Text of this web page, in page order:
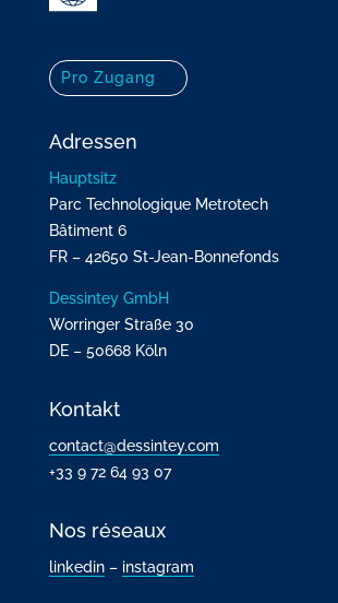
Pro Zugang
Adressen
Hauptsitz
Parc Technologique Metrotech
Bâtiment 6
FR – 42650 St-Jean-Bonnefonds
Dessintey GmbH
Worringer Straße 30
DE – 50668 Köln
Kontakt
contact@dessintey.com
+33 9 72 64 93 07
Nos réseaux
linkedin– instagram